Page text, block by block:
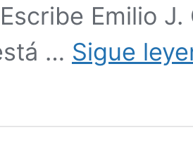
Emilio
… Sigue